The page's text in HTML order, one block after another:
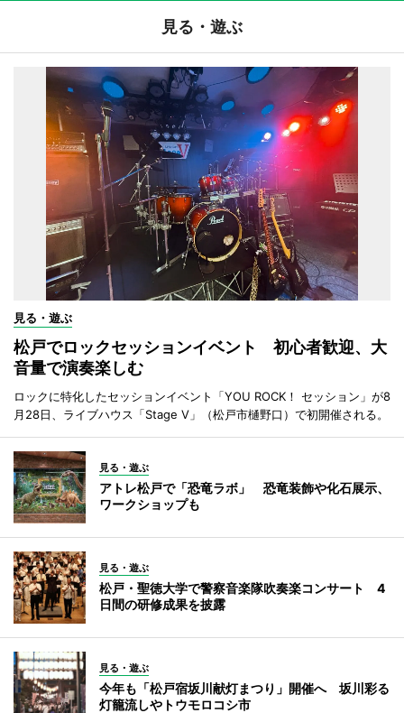
見る・遊ぶ
見る・遊ぶ
松戸でロックセッションイベント 初心者歓迎、大
音量で演奏楽しむ
ロックに特化したセッションイベント「YOU ROCK！ セッション」が8
月28日、ライブハウス「Stage V」（松戸市樋野口）で初開催される。
見る・遊ぶ
アトレ松戸で「恐竜ラボ」 恐竜装飾や化石展示、
ワークショップも
見る・遊ぶ
松戸・聖徳大学で警察音楽隊吹奏楽コンサート 4
日間の研修成果を披露
見る・遊ぶ
今年も「松戸宿坂川献灯まつり」開催へ 坂川彩る
灯籠流しやトウモロコシ市